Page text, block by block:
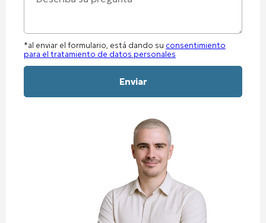
*al enviar el formulario, está dando su consentimiento
para el tratamiento de datos personales